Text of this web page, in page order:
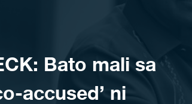
Bato mali sa
accused’ ni